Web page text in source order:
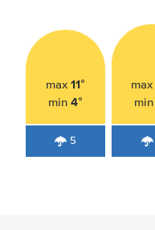
max11°
min4°
5
max
min